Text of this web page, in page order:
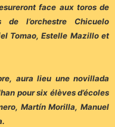
face aux toros de
l’orchestre Chicuelo
Tomao, Estelle Mazillo et
aura lieu une novillada
pour six élèves d’écoles
Martín Morilla, Manuel